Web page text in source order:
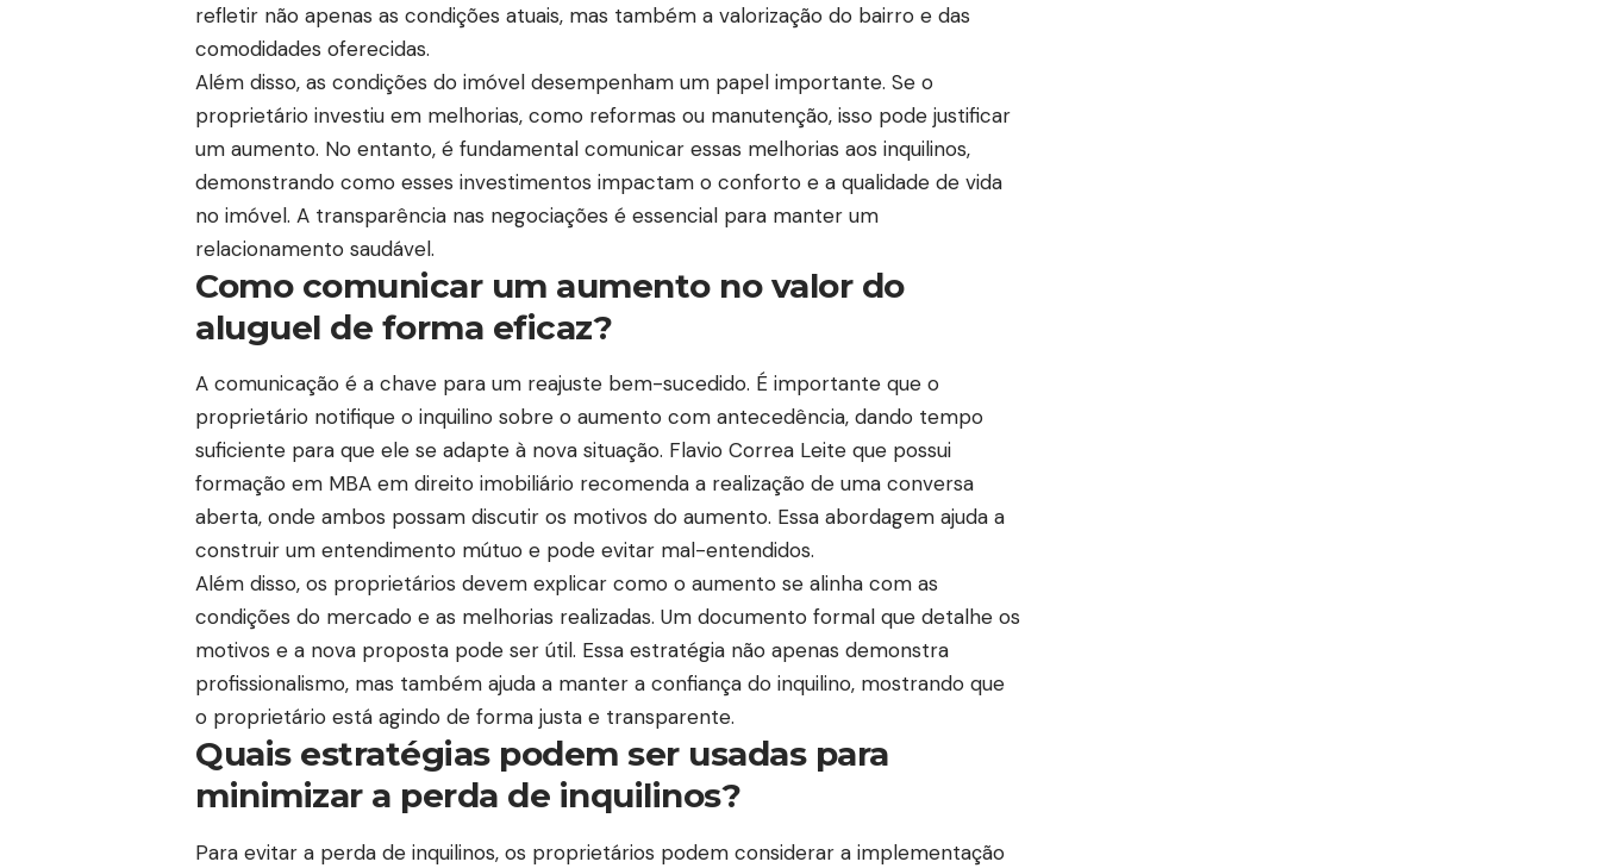
refletir não apenas as condições atuais, mas também a valorização do bairro e das
comodidades oferecidas.
Além disso, as condições do imóvel desempenham um papel importante. Se o
proprietário investiu em melhorias, como reformas ou manutenção, isso pode justificar
um aumento. No entanto, é fundamental comunicar essas melhorias aos inquilinos,
demonstrando como esses investimentos impactam o conforto e a qualidade de vida
no imóvel. A transparência nas negociações é essencial para manter um
relacionamento saudável.
Como comunicar um aumento no valor do
aluguel de forma eficaz?
A comunicação é a chave para um reajuste bem-sucedido. É importante que o
proprietário notifique o inquilino sobre o aumento com antecedência, dando tempo
suficiente para que ele se adapte à nova situação. Flavio Correa Leite que possui
formação em MBA em direito imobiliário recomenda a realização de uma conversa
aberta, onde ambos possam discutir os motivos do aumento. Essa abordagem ajuda a
construir um entendimento mútuo e pode evitar mal-entendidos.
Além disso, os proprietários devem explicar como o aumento se alinha com as
condições do mercado e as melhorias realizadas. Um documento formal que detalhe os
motivos e a nova proposta pode ser útil. Essa estratégia não apenas demonstra
profissionalismo, mas também ajuda a manter a confiança do inquilino, mostrando que
o proprietário está agindo de forma justa e transparente.
Quais estratégias podem ser usadas para
minimizar a perda de inquilinos?
Para evitar a perda de inquilinos, os proprietários podem considerar a implementação